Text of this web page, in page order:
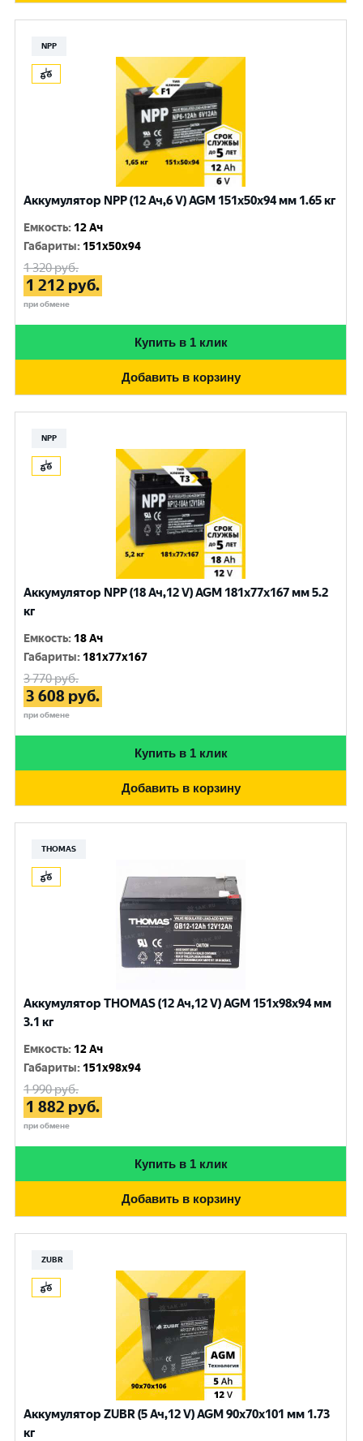
NPP
Аккумулятор NPP (12 Ач,6 V) AGM 151x50x94 мм 1.65 кг
Емкость: 12 Ач
Габариты: 151x50x94
1 320руб.
1 212 руб.
при обмене
Купить в 1 клик
Добавить в корзину
NPP
Аккумулятор NPP (18 Ач,12 V) AGM 181x77x167 мм 5.2
кг
Емкость: 18 Ач
Габариты: 181x77x167
3 770руб.
3 608 руб.
при обмене
Купить в 1 клик
Добавить в корзину
THOMAS
Аккумулятор THOMAS (12 Ач,12 V) AGM 151x98x94 мм
3.1 кг
Емкость: 12 Ач
Габариты: 151x98x94
1 990руб.
1 882 руб.
при обмене
Купить в 1 клик
Добавить в корзину
ZUBR
Аккумулятор ZUBR (5 Ач,12 V) AGM 90x70x101 мм 1.73
кг